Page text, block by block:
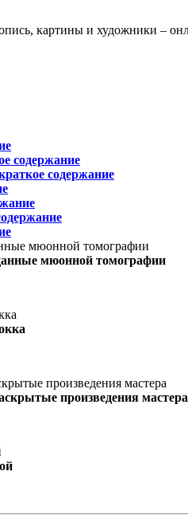
содержание
содержание
мюонной томографии
произведения мастера